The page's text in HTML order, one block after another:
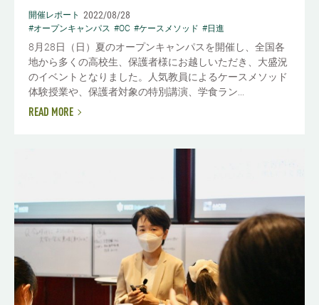
開催レポート 2022/08/28
#オープンキャンパス #OC #ケースメソッド #日進
8月28日（日）夏のオープンキャンパスを開催し、全国各
地から多くの高校生、保護者様にお越しいただき、大盛況
のイベントとなりました。人気教員によるケースメソッド
体験授業や、保護者対象の特別講演、学食ラン...
READ MORE